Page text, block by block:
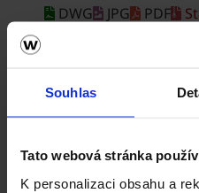
Souhlas
Tato webová stránka
K personalizaci obsahu a